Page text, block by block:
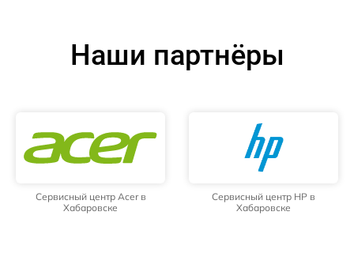
Наши партнёры
Сервисный центр Acer в
Хабаровске
Сервисный центр HP в
Хабаровске